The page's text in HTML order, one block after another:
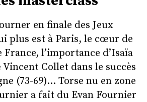
en finale des Jeux
plus est à Paris, le cœur de
l’importance d’Isaïa
Collet dans le succès
(73-69)… Torse nu en zone
a fait du Evan Fournier